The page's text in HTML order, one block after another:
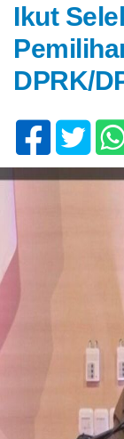
Ikut
DPRK/